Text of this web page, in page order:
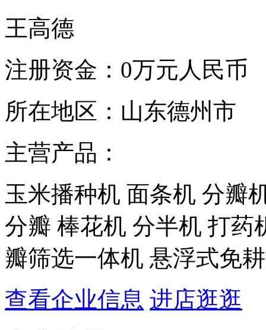
王高德
注册资金： 0万元人民币
所在地区： 山东德州市
主营产品：
玉米播种机 面条机 分瓣
分瓣 棒花机 分半机 打药
瓣筛选一体机 悬浮式免
查看企业信息 进店逛逛